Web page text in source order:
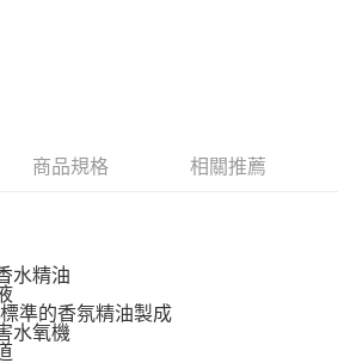
司。
請瀏覽以下網址：
」時，將依據個別帳號之用戶狀況，依本公司即
使用他人資訊註冊。若發現惡意使用之情形，
停止該用戶之使用額度並採取法律行動。
商品規格 相關推薦
水精油
準的香氛精油製成
水氧機